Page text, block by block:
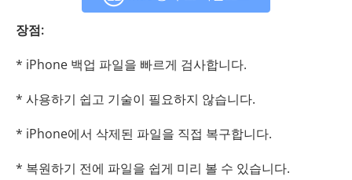
장점:
* iPhone 백업 파일을 빠르게 검사합니다.
* 사용하기 쉽고 기술이 필요하지 않습니다.
* iPhone에서 삭제된 파일을 직접 복구합니다.
* 복원하기 전에 파일을 쉽게 미리 볼 수 있습니다.